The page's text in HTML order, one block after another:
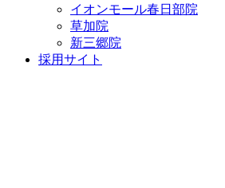
イオンモール春日部院
草加院
新三郷院
採用サイト